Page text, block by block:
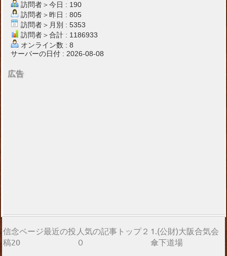
訪問者＞今日 : 190
訪問者＞昨日 : 805
訪問者＞月別 : 5353
訪問者＞合計 : 1186933
オンライン数 : 8
サーバーの日付 : 2026-08-08
広告
信念ページ最近の投
稿20
人気の記事トップ２
０
1.(公財)大阪合気会
傘下道場